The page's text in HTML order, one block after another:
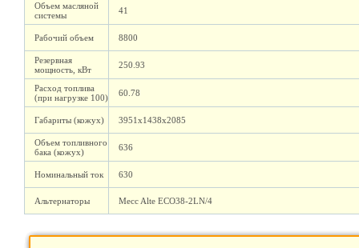
Объем масляной
системы
41
Рабочий объем 8800
Резервная
мощность, кВт
250.93
Расход топлива
(при нагрузке 100)
60.78
Габариты (кожух) 3951х1438х2085
Объем топливного
бака (кожух)
636
Номинальный ток 630
Альтернаторы Mecc Alte ECO38-2LN/4